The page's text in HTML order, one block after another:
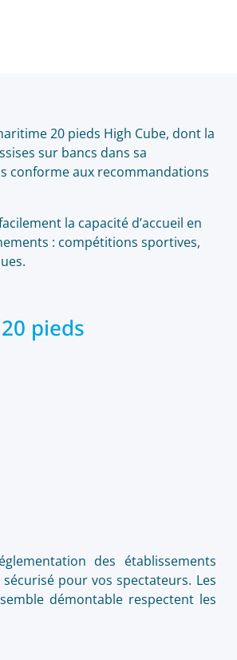
20 pieds High Cube, dont la
sur bancs dans sa
conforme aux recommandations
la capacité d’accueil en
: compétitions sportives,
pieds
des établissements
pour vos spectateurs. Les
démontable respectent les